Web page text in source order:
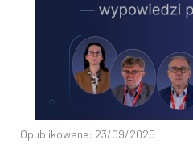
Opublikowane: 23/09/2025